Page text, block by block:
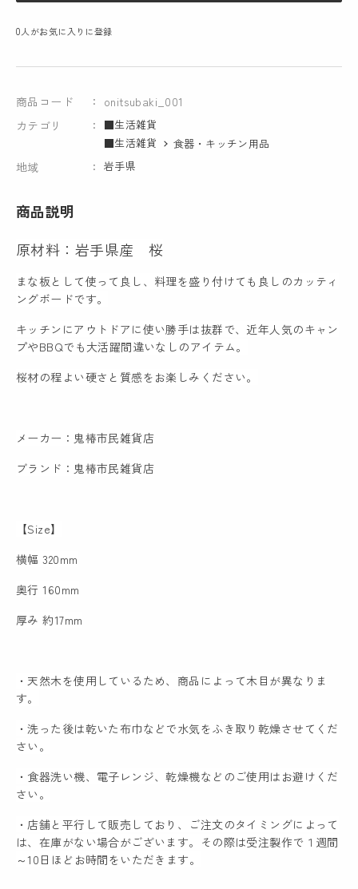
0人がお気に入りに登録
商品コード
onitsubaki_001
カテゴリ
■生活雑貨
■生活雑貨
食器・キッチン用品
地域 岩手県
商品説明
原材料：岩手県産 桜
まな板として使って良し、料理を盛り付けても良しのカッティ
ングボードです。
キッチンにアウトドアに使い勝手は抜群で、近年人気のキャン
プやBBQでも大活躍間違いなしのアイテム。
桜材の程よい硬さと質感をお楽しみください。
メーカー： 鬼椿市民雑貨店
ブランド：鬼椿市民雑貨店
【Size】
横幅 320mm
奥行 160mm
厚み 約17mm
・天然木を使用しているため、商品によって木目が異なりま
す。
・洗った後は乾いた布巾などで水気をふき取り乾燥させてくだ
さい。
・食器洗い機、電子レンジ、乾燥機などのご使用はお避けくだ
さい。
・店舗と平行して販売しており、ご注文のタイミングによって
は、在庫がない場合がございます。その際は受注製作で１週間
～10日ほどお時間をいただきます。